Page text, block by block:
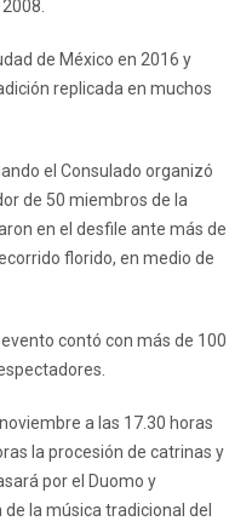
de México en 2016 y
replicada en muchos
el Consulado organizó
de 50 miembros de la
en el desfile ante más de
florido, en medio de
contó con más de 100
a las 17.30 horas
la procesión de catrinas y
por el Duomo y
la música tradicional del